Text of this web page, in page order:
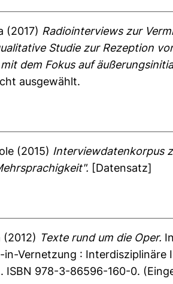
(2017) Radiointerviews zur
Studie zur Rezeption
dem Fokus auf
ausgewählt.
(2015) Interviewdatenkorpus
[Datensatz]
(2012) Texte rund um die Oper.
Vernetzung : Interdisziplinäre
ISBN 978-3-86596-160-0.